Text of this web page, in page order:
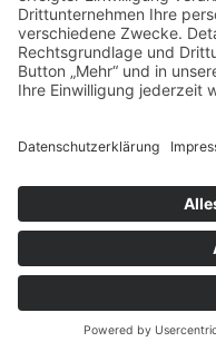
Foren-Übersicht
Alle Zeiten sind
Alle Cookies löschen
Powered byphpBB® Forum
Time: 0.020s
| Peak